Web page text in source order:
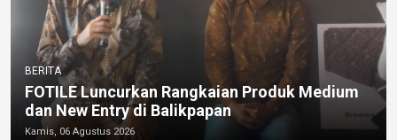
BERITA
FOTILE Luncurkan Rangkaian Produk Medium
dan New Entry di Balikpapan
Kamis, 06 Agustus 2026